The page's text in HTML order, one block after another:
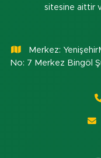
sitesine aittir
Merkez:
No: 7 Merkez Bingöl